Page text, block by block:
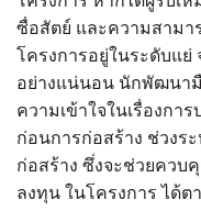
ซื่อสัตย์ และความสามา
โครงการอยู่ในระดับแย่
อย่างแน่นอน นักพัฒนา
ความเข้าใจในเรื่องกา
ก่อนการก่อสร้าง ช่วงร
ก่อสร้าง ซึ่งจะช่วยควบ
ลงทุน ในโครงการ ได้ต